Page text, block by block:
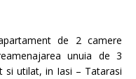
de 2 camere
unuia de 3
si utilat, in Iasi – Tatarasi